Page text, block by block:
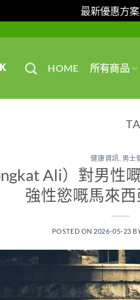
最新優惠方
HOME 所有商品
健康資訊 男士
Ali）對男性
強性慾嘅馬來
POSTED ON 2026-05-23